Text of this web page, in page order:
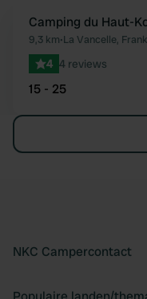
Boek direct
Camping du Haut-
9,3 km•La Vancelle,
4 4 reviews
15 - 25
NKC Campercontact